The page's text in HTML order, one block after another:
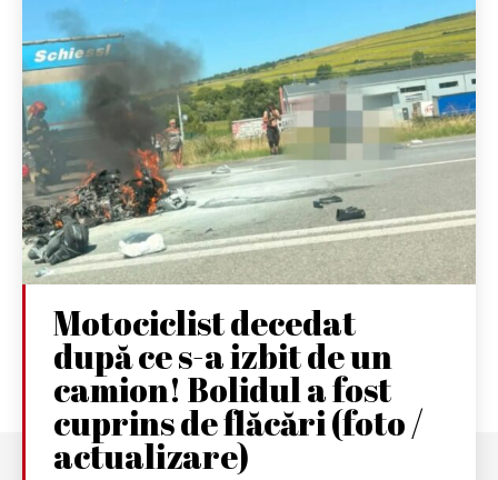
Motociclist decedat
după ce s-a izbit de un
camion! Bolidul a fost
cuprins de flăcări (foto /
actualizare)